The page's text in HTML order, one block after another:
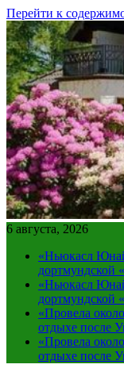
Перейти к
6 августа, 2026
«Ньюкасл
дортмундской
«Ньюкасл
дортмундской
«Провела
отдыхе после
«Провела
отдыхе после